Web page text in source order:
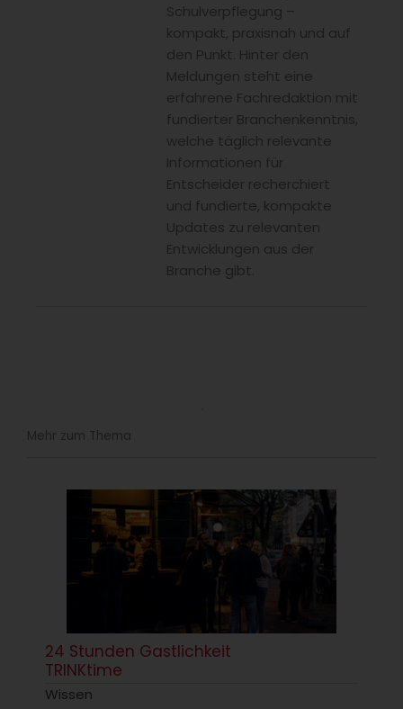
Schulverpflegung –
kompakt, praxisnah und auf
den Punkt. Hinter den
Meldungen steht eine
erfahrene Fachredaktion mit
fundierter Branchenkenntnis,
welche täglich relevante
Informationen für
Entscheider recherchiert
und fundierte, kompakte
Updates zu relevanten
Entwicklungen aus der
Branche gibt.
Mehr zum Thema
24 Stunden Gastlichkeit
TRINKtime
Wissen